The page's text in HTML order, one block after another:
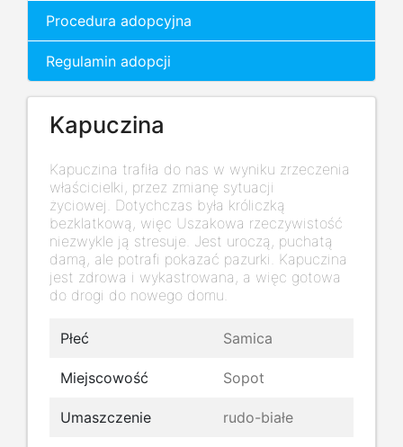
Procedura adopcyjna
Regulamin adopcji
Kapuczina
Kapuczina trafiła do nas w wyniku zrzeczenia
właścicielki, przez zmianę sytuacji
życiowej. Dotychczas była króliczką
bezklatkową, więc Uszakowa rzeczywistość
niezwykle ją stresuje. Jest uroczą, puchatą
damą, ale potrafi pokazać pazurki. Kapuczina
jest zdrowa i wykastrowana, a więc gotowa
do drogi do nowego domu.
Płeć Samica
Miejscowość Sopot
Umaszczenie rudo-białe